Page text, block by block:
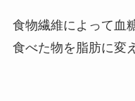
食物繊維によって血
食べた物を脂肪に変